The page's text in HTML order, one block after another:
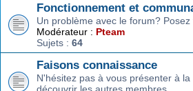
Fonctionnement et
Un problème avec le forum?
Modérateur : Pteam
Sujets : 64
Faisons connaissance
N'hésitez pas à vous présenter à